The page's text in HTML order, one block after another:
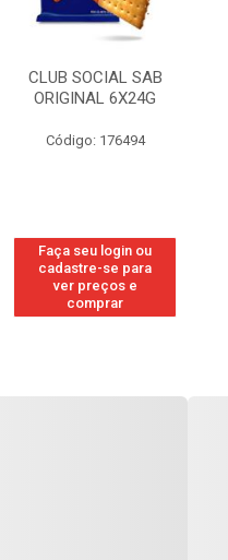
CLUB SOCIAL SAB
ORIGINAL 6X24G
Código: 176494
Faça seu login ou
cadastre-se para
ver preços e
comprar